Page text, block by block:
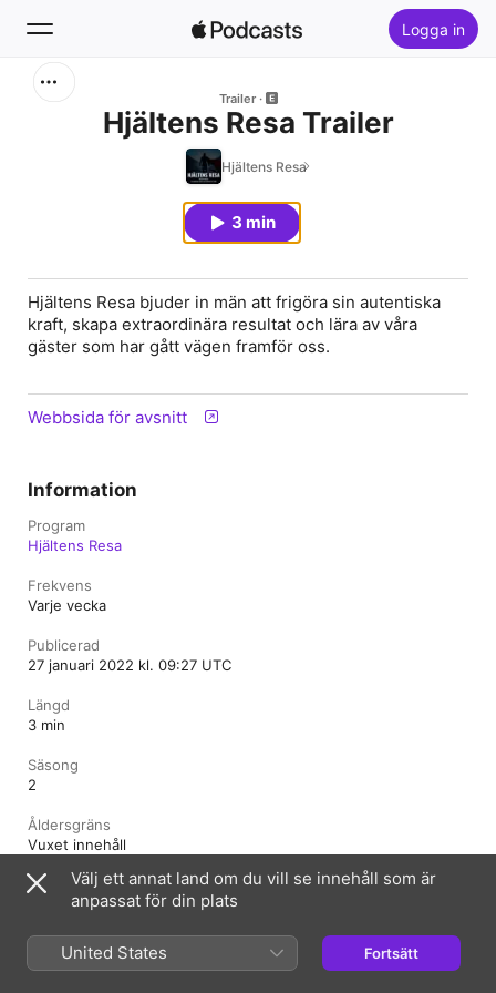
Logga in
Trailer
Hjältens Resa Trailer
Hjältens Resa
3 min
Hjältens Resa bjuder in män att frigöra sin autentiska
kraft, skapa extraordinära resultat och lära av våra
gäster som har gått vägen framför oss.
Webbsida för avsnitt
Information
Program
Hjältens Resa
Frekvens
Varje vecka
Publicerad
27 januari 2022 kl. 09:27 UTC
Längd
3 min
Säsong
2
Åldersgräns
Vuxet innehåll
Copyright © 2026 Apple Inc.
Alla rättigheter förbehålls.
Välj ett annat land om du vill se innehåll som är
anpassat för din plats
United States Fortsätt